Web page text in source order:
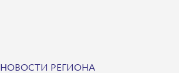
НОВОСТИ РЕГИОНА